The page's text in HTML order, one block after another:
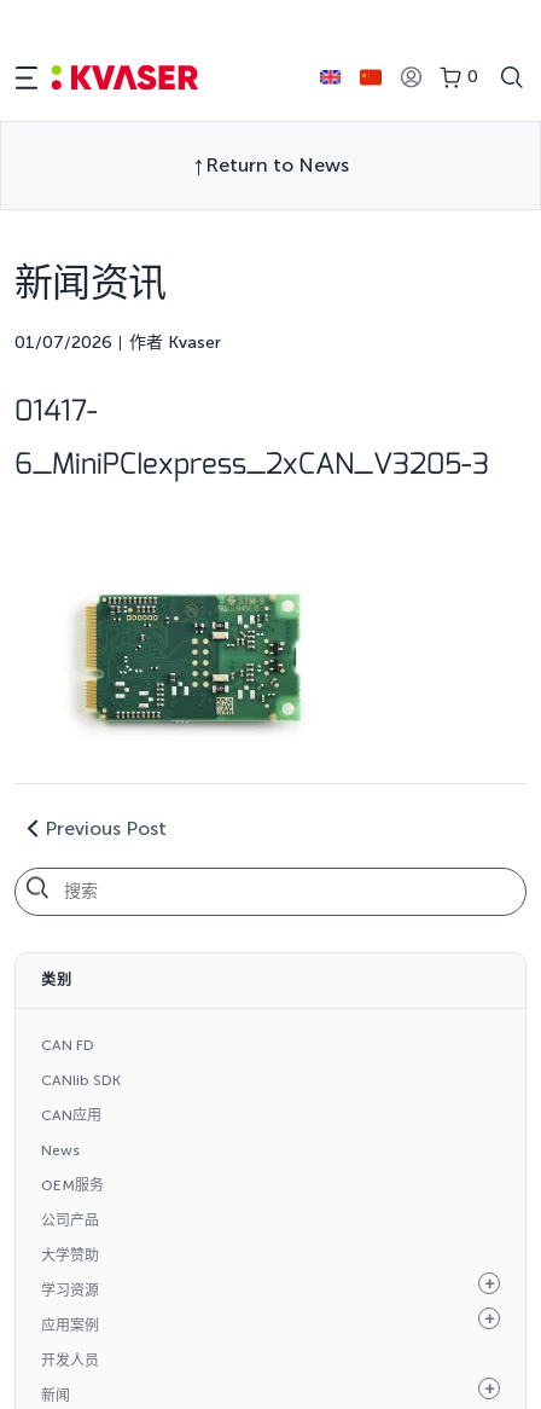
0
Return to News
新闻资讯
01/07/2026 作者 Kvaser
01417-
6_MiniPCIexpress_2xCAN_V3205-3
Previous Post
类别
CAN FD
CANlib SDK
CAN应用
News
OEM服务
公司产品
大学赞助
学习资源
应用案例
开发人员
新闻